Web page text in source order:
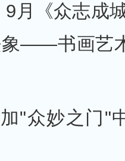
月《众志成
象——书画艺
"众妙之门"